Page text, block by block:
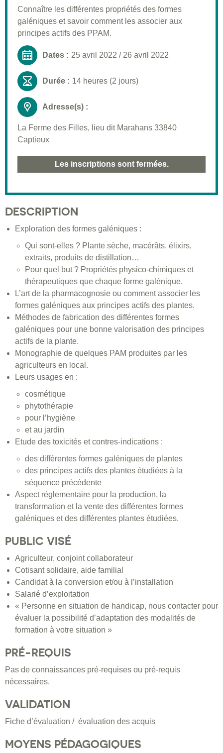
Connaître les différentes propriétés des formes
galéniques et savoir comment les associer aux
principes actifs des PPAM.
Dates : 25 avril 2022 / 26 avril 2022
Durée : 14 heures (2 jours)
Adresse(s) :
La Ferme des Filles, lieu dit Marahans 33840
Captieux
Les inscriptions sont fermées.
DESCRIPTION
Exploration des formes galéniques :
Qui sont-elles ? Plante sèche, macérâts, élixirs,
extraits, produits de distillation…
Pour quel but ? Propriétés physico-chimiques et
thérapeutiques que chaque forme galénique.
L’art de la pharmacognosie ou comment associer les
formes galéniques aux principes actifs des plantes.
Méthodes de fabrication des différentes formes
galéniques pour une bonne valorisation des principes
actifs de la plante.
Monographie de quelques PAM produites par les
agriculteurs en local.
Leurs usages en :
cosmétique
phytothérapie
pour l’hygiène
et au jardin
Etude des toxicités et contres-indications :
des différentes formes galéniques de plantes
des principes actifs des plantes étudiées à la
séquence précédente
Aspect réglementaire pour la production, la
transformation et la vente des différentes formes
galéniques et des différentes plantes étudiées.
PUBLIC VISÉ
Agriculteur, conjoint collaborateur
Cotisant solidaire, aide familial
Candidat à la conversion et/ou à l’installation
Salarié d’exploitation
« Personne en situation de handicap, nous contacter pour
évaluer la possibilité d’adaptation des modalités de
formation à votre situation »
PRÉ-REQUIS
Pas de connaissances pré-requises ou pré-requis
nécessaires.
VALIDATION
Fiche d’évaluation / évaluation des acquis
MOYENS PÉDAGOGIQUES